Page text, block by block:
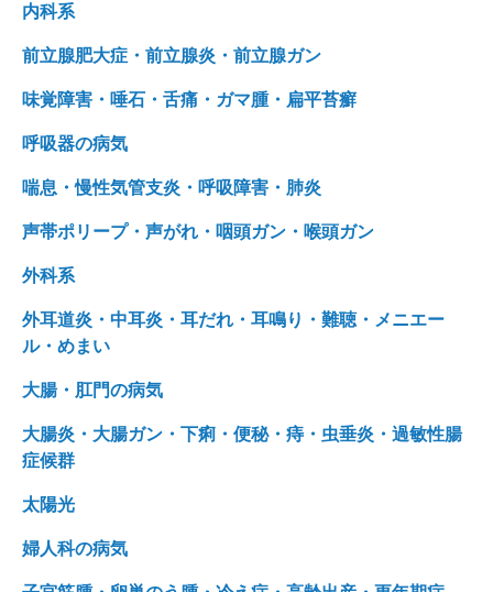
内科系
前立腺肥大症・前立腺炎・前立腺ガン
味覚障害・唾石・舌痛・ガマ腫・扁平苔癬
呼吸器の病気
喘息・慢性気管支炎・呼吸障害・肺炎
声帯ポリープ・声がれ・咽頭ガン・喉頭ガン
外科系
外耳道炎・中耳炎・耳だれ・耳鳴り・難聴・メニエー
ル・めまい
大腸・肛門の病気
大腸炎・大腸ガン・下痢・便秘・痔・虫垂炎・過敏性腸
症候群
太陽光
婦人科の病気